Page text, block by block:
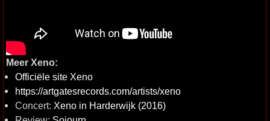
Meer Xeno:
Officiële site Xeno
https://artgatesrecords.com/artists/xeno
Concert: Xeno in Harderwijk (2016)